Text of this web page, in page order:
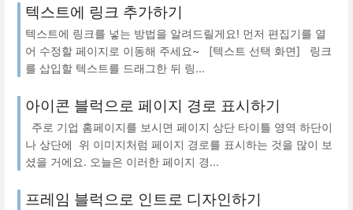
텍스트에 링크 추가하기
텍스트에 링크를 넣는 방법을 알려드릴게요! 먼저 편집기를 열
어 수정할 페이지로 이동해 주세요~ [텍스트 선택 화면] 링크
를 삽입할 텍스트를 드래그한 뒤 링...
아이콘 블럭으로 페이지 경로 표시하기
주로 기업 홈페이지를 보시면 페이지 상단 타이틀 영역 하단이
나 상단에 위 이미지처럼 페이지 경로를 표시하는 것을 많이 보
셨을 거에요. 오늘은 이러한 페이지 경...
프레임 블럭으로 인트로 디자인하기